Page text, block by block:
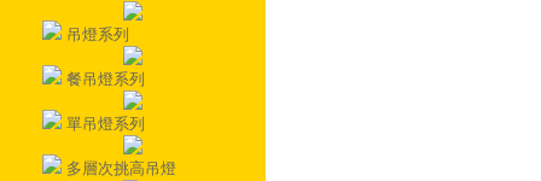
吊燈系列
餐吊燈系列
單吊燈系列
多層次挑高吊燈